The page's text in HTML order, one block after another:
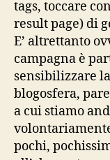
tags, toccare
result page) di
E’ altrettanto
campagna è
sensibilizzare
blogosfera,
a cui stiamo
pochi,